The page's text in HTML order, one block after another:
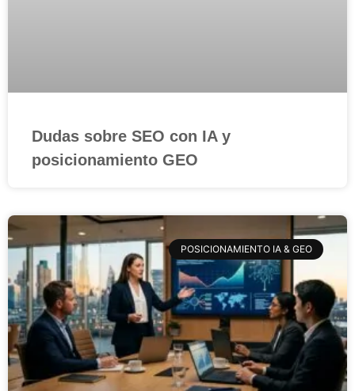
Dudas sobre SEO con IA y
posicionamiento GEO
POSICIONAMIENTO IA & GEO